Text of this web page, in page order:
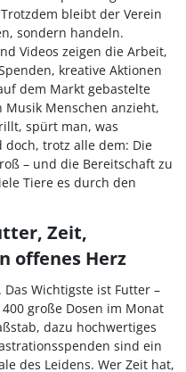
bleibt der Verein
sondern handeln.
Videos zeigen die Arbeit,
kreative Aktionen
dem Markt gebastelte
Musik Menschen anzieht,
spürt man, was
doch, trotz alle dem: Die
– und die Bereitschaft zu
Tiere es durch den
Zeit,
offenes Herz
Wichtigste ist Futter –
große Dosen im Monat
dazu hochwertiges
sind ein
des Leidens. Wer Zeit hat,